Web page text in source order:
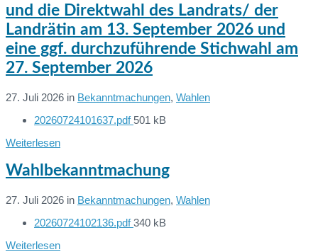
und die Direktwahl des Landrats/ der
Landrätin am 13. September 2026 und
eine ggf. durchzuführende Stichwahl am
27. September 2026
27. Juli 2026 in Bekanntmachungen, Wahlen
Dateien:20260724101637.pdf File
501 kB
Weiterlesen
Wahlbekanntmachung
27. Juli 2026 in Bekanntmachungen, Wahlen
Dateien:20260724102136.pdfFile
340 kB
Weiterlesen